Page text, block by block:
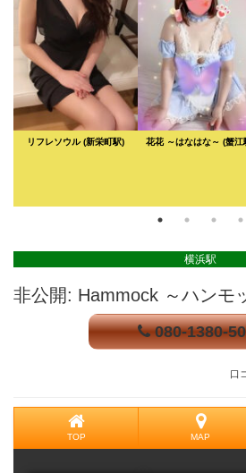
リフレソウル(新栄町駅) 花花 ～はなはな～ (蟹江
横浜駅
非公開: Hammock ～ハンモ
080-1380-
口
TOP MAP